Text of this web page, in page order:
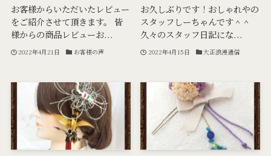
お客様からいただいたレビュー
をご紹介させて頂きます。 皆
様からの商品レビューお...
2022年4月21日 お客様の声
お久しぶりです！おしゃれやの
スタッフしーちゃんです＾＾
久々のスタッフ日記にな...
2022年4月15日 大正浪漫通信